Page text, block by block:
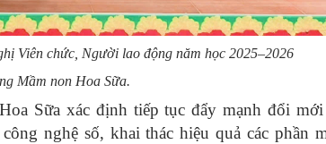
Viên chức, Người lao động năm học 2025–2026
Mầm non Hoa Sữa.
Sữa xác định tiếp tục đẩy mạnh đổi
nghệ số, khai thác hiệu quả các phần